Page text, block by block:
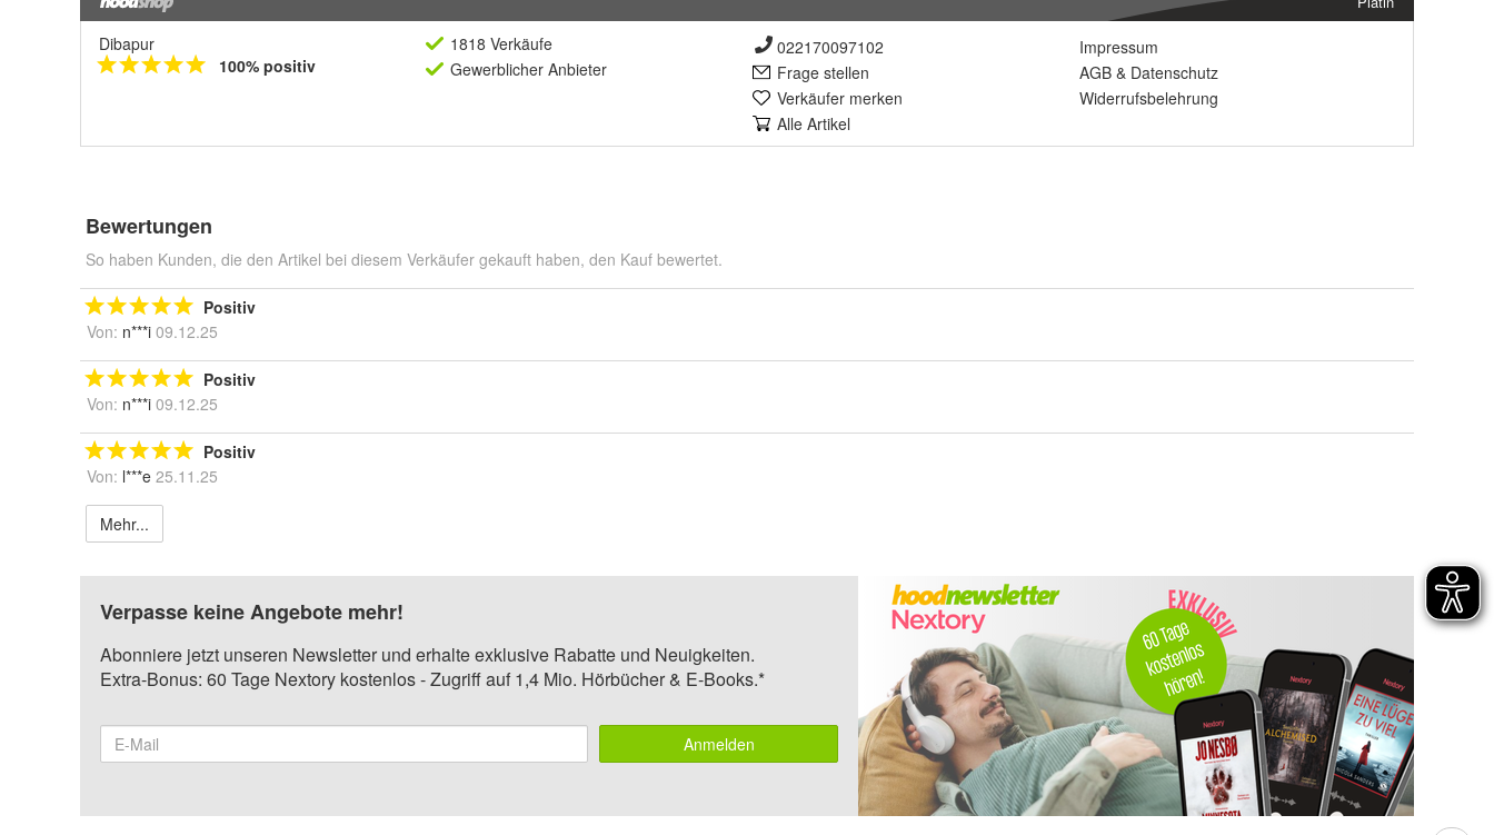
Dibapur
100% positiv
1818 Verkäufe
Gewerblicher Anbieter
022170097102
Frage stellen
Verkäufer merken
Alle Artikel
Impressum
AGB & Datenschutz
Widerrufsbelehrung
Bewertungen
So haben Kunden, die den Artikel bei diesem Verkäufer gekauft haben, den Kauf bewertet.
Positiv
Von: n***i 09.12.25
Positiv
Von: n***i 09.12.25
Positiv
Von: l***e 25.11.25
Mehr...
Verpasse keine Angebote mehr!
Abonniere jetzt unseren Newsletter und erhalte exklusive Rabatte und Neuigkeiten.
Extra-Bonus: 60 Tage Nextory kostenlos - Zugriff auf 1,4 Mio. Hörbücher & E-Books.*
Anmelden